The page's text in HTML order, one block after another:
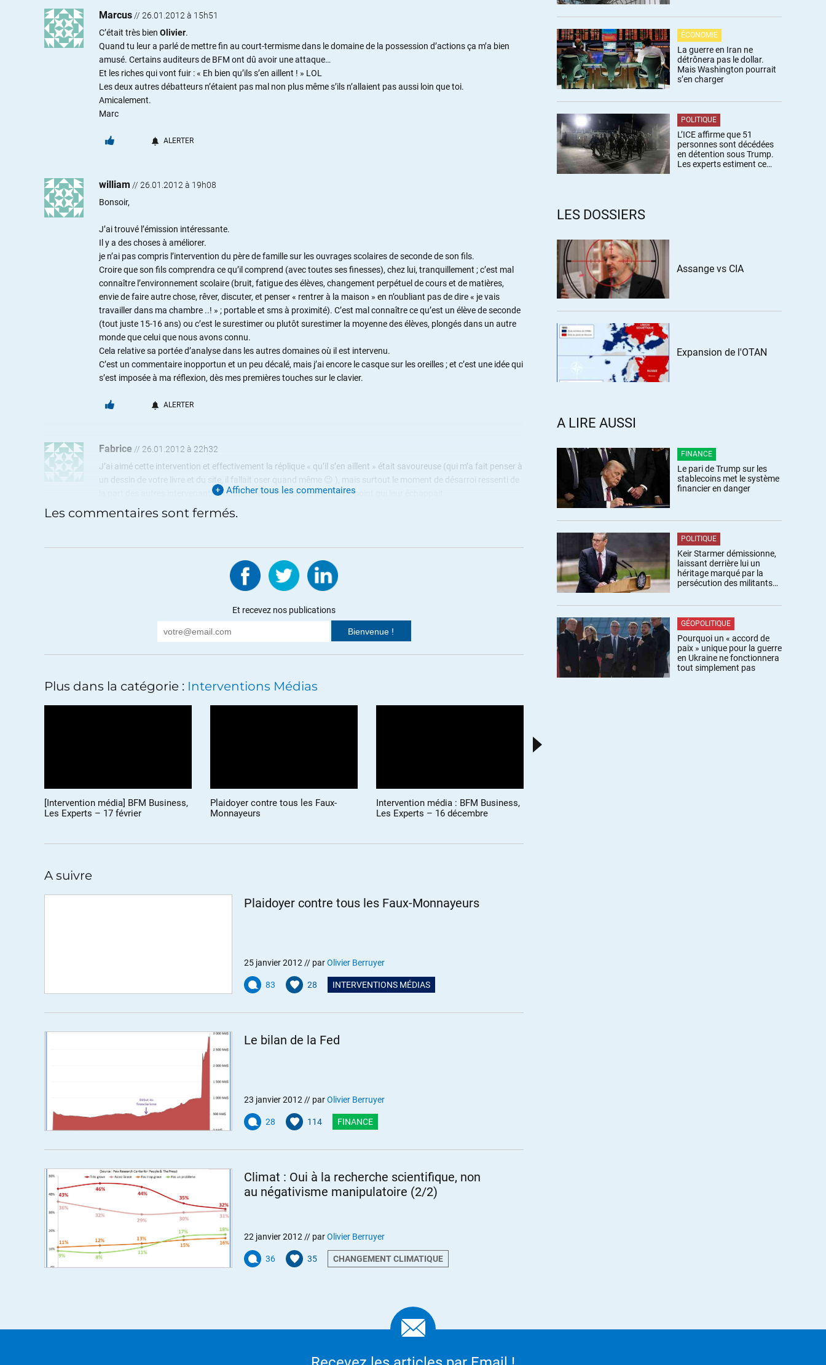
Marcus// 26.01.2012 à 15h51
C’était très bien Olivier.
Quand tu leur a parlé de mettre fin au court-termisme dans le domaine de la possession d’actions ça m’a bien
amusé. Certains auditeurs de BFM ont dû avoir une attaque…
Et les riches qui vont fuir : « Eh bien qu’ils s’en aillent ! » LOL
Les deux autres débatteurs n’étaient pas mal non plus même s’ils n’allaient pas aussi loin que toi.
Amicalement.
Marc
ALERTER
william // 26.01.2012 à 19h08
Bonsoir,
J’ai trouvé l’émission intéressante.
Il y a des choses à améliorer.
je n’ai pas compris l’intervention du père de famille sur les ouvrages scolaires de seconde de son fils.
Croire que son fils comprendra ce qu’il comprend (avec toutes ses finesses), chez lui, tranquillement ; c’est mal
connaître l’environnement scolaire (bruit, fatigue des élèves, changement perpétuel de cours et de matières,
envie de faire autre chose, rêver, discuter, et penser « rentrer à la maison » en n’oubliant pas de dire « je vais
travailler dans ma chambre ..! » ; portable et sms à proximité). C’est mal connaître ce qu’est un élève de seconde
(tout juste 15-16 ans) ou c’est le surestimer ou plutôt surestimer la moyenne des élèves, plongés dans un autre
monde que celui que nous avons connu.
Cela relative sa portée d’analyse dans les autres domaines où il est intervenu.
C’est un commentaire inopportun et un peu décalé, mais j’ai encore le casque sur les oreilles ; et c’est une idée qui
s’est imposée à ma réflexion, dès mes premières touches sur le clavier.
ALERTER
Fabrice // 26.01.2012 à 22h32
J’ai aimé cette intervention et effectivement la réplique « qu’il s’en aillent » était savoureuse (qui m’a fait penser à
un dessin de votre livre et du site, il fallait oser quand même 😉 ), mais surtout le moment de désarroi ressenti de
la part des autres intervenants, comme si ils comprenaient enfin un point qui leur échappait.
pour l’intervention scolaire je comprends l’idée, si nous sommes autant menés par le bout du nez c’est que
Votre site ainsi que d’autres atténuent ce manque mais sans les bases c’est une gageure que de vouloir
comprendre la situation qu’on nous impose.
J’ai beaucoup apprécié votre précision sur l’évolution du nombre de fonctionnaires d’Etat et des Collectivités
locales ces cinq dernieres années.
c’est une méthode utilisée pour cacher la dés-industrialisation, il n’y a pas 66 Millions de cadres
potentiels en France. On fait quoi de ceux qui ont la fibre manuelle ? Des chômeurs ou des
effectivement pas une solution.
Que faut-il pour que des personnes de toi qui apportent à la compréhension des problèmes aient plus d’accès
ALERTER
27.01.2012 à 11h37
bonjour le temps de parole !!! doze me décoit là !!!
ALERTER
bizbee//27.01.2012 à 13h41
Et bien qu’ils nous déclassent… De toute façon on court au défaut, alors on mériterait déjà bien moins.
Mais ce qui est intéressant, c’est de voir apparaître au grand jour les vrais rapports de forces qui se
mettent en œuvre:
Afficher tous les commentaires
Les commentaires sont fermés.
Et recevez nos publications
Plus dans la catégorie : Interventions Médias
[Intervention média] BFM Business,
Les Experts – 17 février
Plaidoyer contre tous les Faux-
Monnayeurs
Intervention média : BFM Business,
Les Experts – 16 décembre
A suivre
Plaidoyer contre tous les Faux-Monnayeurs
25 janvier 2012 // parOlivier Berruyer
83 28 INTERVENTIONS MÉDIAS
Le bilan de la Fed
23 janvier 2012 // parOlivier Berruyer
28 114 FINANCE
Climat : Oui à la recherche scientifique, non
au négativisme manipulatoire (2/2)
22 janvier 2012 // parOlivier Berruyer
36 35 CHANGEMENT CLIMATIQUE
ÉCONOMIE
La guerre en Iran ne
détrônera pas le dollar.
Mais Washington pourrait
s’en charger
POLITIQUE
L’ICE affirme que 51
personnes sont décédées
en détention sous Trump.
Les experts estiment ce
LES DOSSIERS
Assange vs CIA
Expansion de l'OTAN
A LIRE AUSSI
FINANCE
Le pari de Trump sur les
stablecoins met le système
financier en danger
POLITIQUE
Keir Starmer démissionne,
laissant derrière lui un
héritage marqué par la
persécution des militants
GÉOPOLITIQUE
Pourquoi un « accord de
paix » unique pour la guerre
en Ukraine ne fonctionnera
tout simplement pas